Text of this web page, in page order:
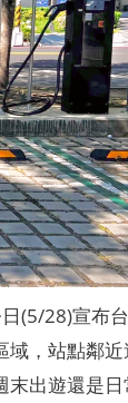
(5/28)宣布
，站點鄰近
出遊還是